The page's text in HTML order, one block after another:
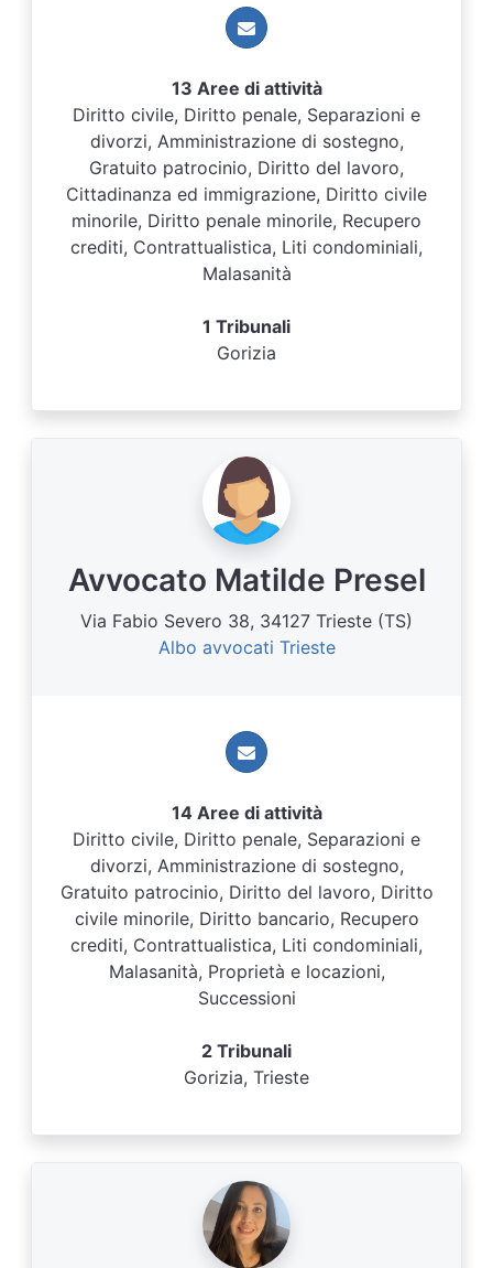
13 Aree di attività
Diritto civile, Diritto penale, Separazioni e
divorzi, Amministrazione di sostegno,
Gratuito patrocinio, Diritto del lavoro,
Cittadinanza ed immigrazione, Diritto civile
minorile, Diritto penale minorile, Recupero
crediti, Contrattualistica, Liti condominiali,
Malasanità
1 Tribunali
Gorizia
Avvocato Matilde Presel
Via Fabio Severo 38, 34127 Trieste (TS)
Albo avvocati Trieste
14 Aree di attività
Diritto civile, Diritto penale, Separazioni e
divorzi, Amministrazione di sostegno,
Gratuito patrocinio, Diritto del lavoro, Diritto
civile minorile, Diritto bancario, Recupero
crediti, Contrattualistica, Liti condominiali,
Malasanità, Proprietà e locazioni,
Successioni
2 Tribunali
Gorizia, Trieste